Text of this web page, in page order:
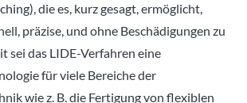
die es, kurz gesagt, ermöglicht,
präzise, und ohne Beschädigungen zu
sei das LIDE-Verfahren eine
für viele Bereiche der
wie z. B. die Fertigung von flexiblen